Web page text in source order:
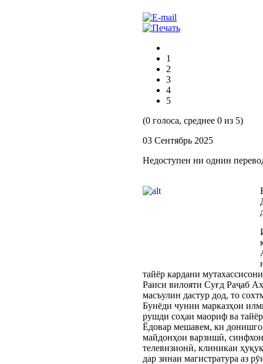
1
2
3
4
5
(0 голоса, среднее 0 из 5)
03 Сентябрь 2025
Недоступен ни однин
тайёр кардани
Раиси вилояти Суғд Раҷаб
масъулин дастур дод, то
Бунёди чунин марказҳои
рушди соҳаи маориф ва
Ёдовар мешавем, ки
майдонҳои варзишӣ,
телевизионӣ, клиникаи
дар зинаи магистратура аз